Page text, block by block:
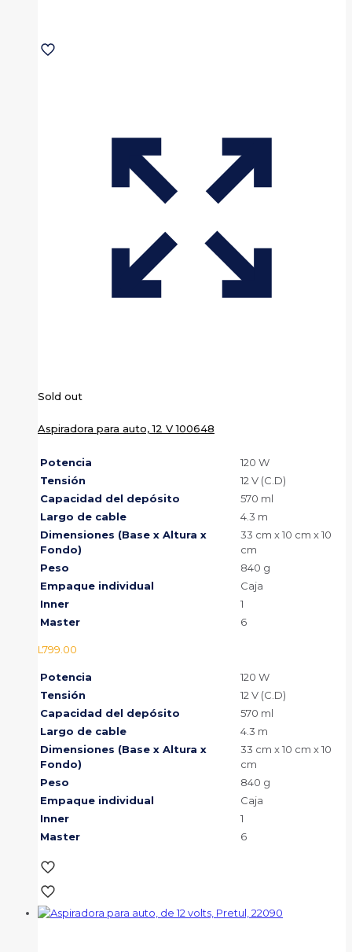
Sold out
Aspiradora para auto, 12 V 100648
Potencia
120 W
Tensión
12 V (C.D)
Capacidad del depósito
570 ml
Largo de cable
4.3 m
Dimensiones (Base x Altura x
Fondo)
33 cm x 10 cm x 10
cm
Peso
840 g
Empaque individual
Caja
Inner
1
Master
6
L799.00
Potencia
120 W
Tensión
12 V (C.D)
Capacidad del depósito
570 ml
Largo de cable
4.3 m
Dimensiones (Base x Altura x
Fondo)
33 cm x 10 cm x 10
cm
Peso
840 g
Empaque individual
Caja
Inner
1
Master
6